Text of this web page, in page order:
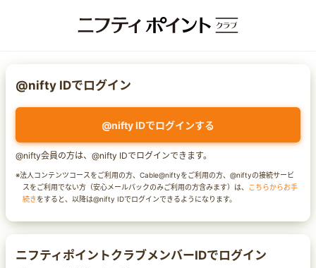
@nifty IDでログイン
@nifty IDでログインする
@nifty会員の方は、@nifty IDでログインできます。
※法人コンテンツコースをご利用の方、Cable@niftyをご利用の方、@niftyの接続サービ
スをご利用でない方（安心メールパックのみご利用の方含みます）は、 こちらからお手
続きをすると、以降は@nifty IDでログインできるようになります。
ニフティポイントクラブメンバーIDでログイン